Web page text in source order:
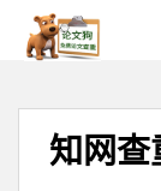
知网查